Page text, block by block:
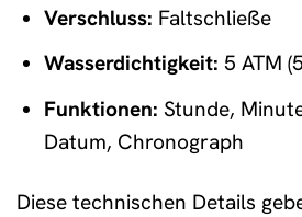
Verschluss: Faltschließe
Wasserdichtigkeit: 5 ATM
Funktionen: Stunde,
Datum, Chronograph
Diese technischen Details